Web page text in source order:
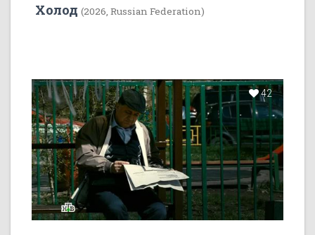
Холод (2026, Russian Federation)
42